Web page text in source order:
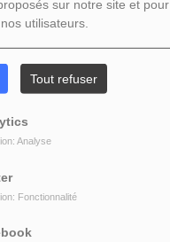
sur notre site et
utilisateurs.
Tout refuser
Analyse
Fonctionnalité